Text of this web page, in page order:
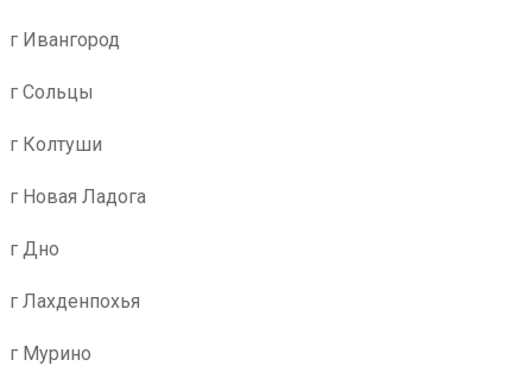
г Ивангород
г Сольцы
г Колтуши
г Новая Ладога
г Дно
г Лахденпохья
г Мурино